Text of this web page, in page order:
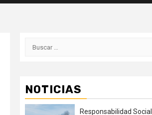
Buscar:
NOTICIAS
Responsabilidad Social